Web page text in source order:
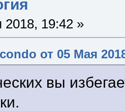
19:42 »
от 05 Мая
вы